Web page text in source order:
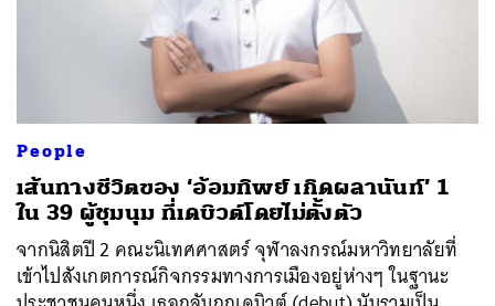
People
เส้นทางชีวิตของ ‘อ้อมทิพย์ เกิดผลานันท์’ 1
ใน 39 ผู้ชุมนุม ที่เดบิวต์โดยไม่ตั้งตัว
จากนิสิตปี 2 คณะนิเทศศาสตร์ จุฬาลงกรณ์มหาวิทยาลัยที่
เข้าไปสังเกตการณ์กิจกรรมทางการเมืองอยู่ห่างๆ ในฐานะ